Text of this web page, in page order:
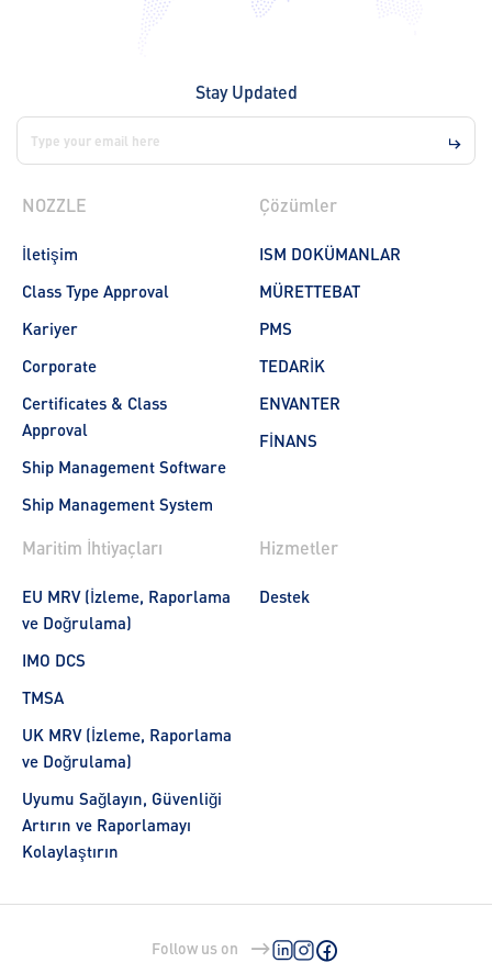
Stay Updated
NOZZLE
İletişim
Class Type Approval
Kariyer
Corporate
Certificates & Class
Approval
Ship Management Software
Ship Management System
Çözümler
ISM DOKÜMANLAR
MÜRETTEBAT
PMS
TEDARİK
ENVANTER
FİNANS
Maritim İhtiyaçları
EU MRV (İzleme, Raporlama
ve Doğrulama)
IMO DCS
TMSA
UK MRV (İzleme, Raporlama
ve Doğrulama)
Uyumu Sağlayın, Güvenliği
Artırın ve Raporlamayı
Kolaylaştırın
Hizmetler
Destek
Follow us on